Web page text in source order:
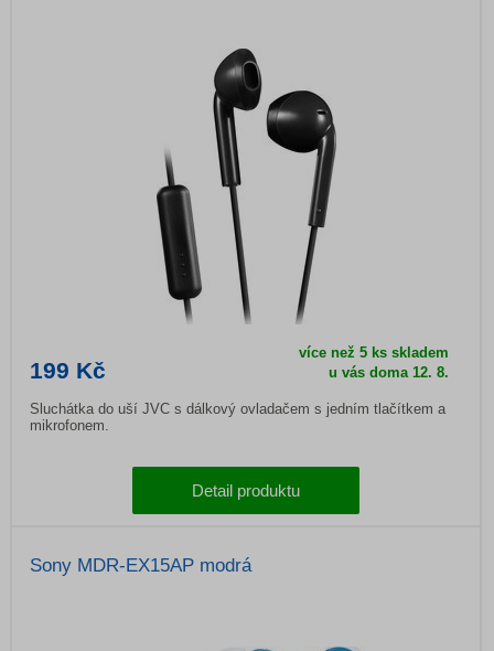
199 Kč
více než 5 ks skladem
u vás doma12. 8.
Sluchátka do uší JVC s dálkový ovladačem s jedním tlačítkem a
mikrofonem.
Detail produktu
Sony MDR-EX15AP modrá